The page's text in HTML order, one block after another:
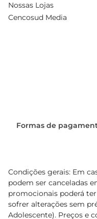
Nossas Lojas
Cencosud Media
Formas de
Condições gerais: Em
podem ser canceladas
promocionais poderá
sofrer alterações sem
Adolescente). Preços e